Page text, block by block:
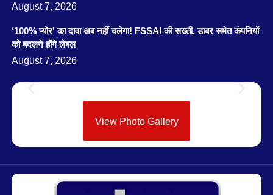
August 7, 2026
‘100% प्योर’ का दावा अब नहीं चलेगा! FSSAI की सख्ती, डाबर समेत कंपनियों
को बदलने होंगे लेबल
August 7, 2026
View Photo Gallery